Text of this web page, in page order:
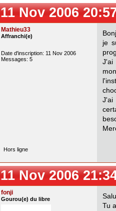
11 Nov 2006
Mathieu33
Affranchi(e)
Date d'inscription: 11 Nov 2006
Messages: 5
je
J'ai
J'ai
Hors ligne
11 Nov 2006
fonji
Gourou(e) du libre
Tu